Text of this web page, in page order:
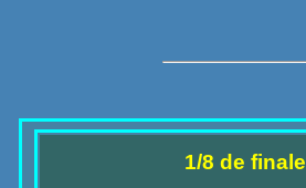
1/8 de finale